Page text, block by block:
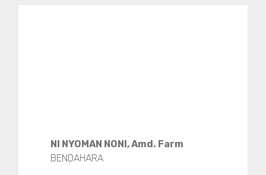
NI NYOMAN NONI, Amd. Farm
BENDAHARA